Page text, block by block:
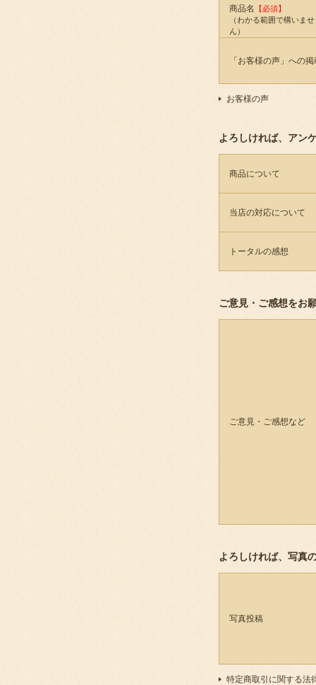
商品名
【必須】
（わかる範囲で構いませ
ん）
「お客様の声」への掲
お客様の声
よろしければ、アン
商品について
当店の対応について
トータルの感想
ご意見・ご感想をお
ご意見・ご感想など
よろしければ、写真
写真投稿
特定商取引に関する法